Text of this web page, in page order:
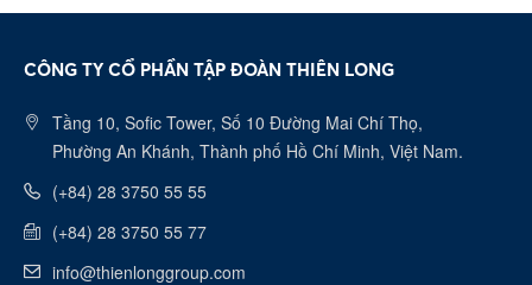
CÔNG TY CỔ PHẦN TẬP ĐOÀN THIÊN LONG
Tầng 10, Sofic Tower, Số 10 Đường Mai Chí Thọ,
Phường An Khánh, Thành phố Hồ Chí Minh, Việt Nam.
(+84) 28 3750 55 55
(+84) 28 3750 55 77
info@thienlonggroup.com